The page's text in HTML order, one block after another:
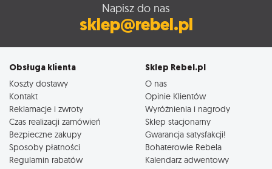
Napisz do nas
sklep@rebel.pl
Obsługa klienta
Koszty dostawy
Kontakt
Reklamacje i zwroty
Czas realizacji zamówień
Bezpieczne zakupy
Sposoby płatności
Regulamin rabatów
Sklep Rebel.pl
O nas
Opinie Klientów
Wyróżnienia i nagrody
Sklep stacjonarny
Gwarancja satysfakcji!
Bohaterowie Rebela
Kalendarz adwentowy